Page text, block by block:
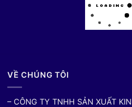
VỀ CHÚNG TÔI
– CÔNG TY TNHH SẢN XUẤT